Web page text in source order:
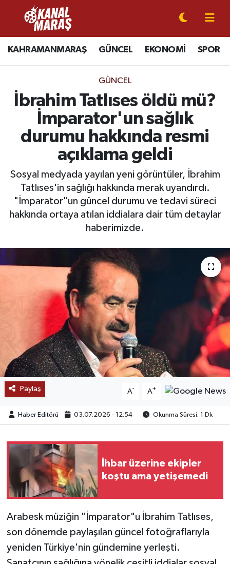
KAHRAMANMARAŞ GÜNCEL EKONOMİ SPOR
GÜNCEL
İbrahim Tatlıses öldü mü?
İmparator'un sağlık
durumu hakkında resmi
açıklama geldi
Sosyal medyada yayılan yeni görüntüler, İbrahim
Tatlıses'in sağlığı hakkında merak uyandırdı.
"İmparator"un güncel durumu ve tedavi süreci
hakkında ortaya atılan iddialara dair tüm detaylar
haberimizde.
Paylaş A- A+
Haber Editörü 03.07.2026 - 12:54 Okunma Süresi: 1 Dk
İhbar üzerine ekipler
koştu ama yetişemedi
Arabesk müziğin "İmparator"u İbrahim Tatlıses,
son dönemde paylaşılan güncel fotoğraflarıyla
yeniden Türkiye'nin gündemine yerleşti.
CANLI YAYIN
KAHRAMANMARAŞ
GÜNCEL
SPOR
SİYASET
EKONOMİ
GÜNDEM
MAGAZİN
SAĞLIK
BÖLGE
KEŞFET
POPÜLER
DÜNYA
OTOMOTİV
TEKNOLOJİ
KÜLTÜR SANAT
Kahramanmaraş Nöbetçi Eczaneler
Kahramanmaraş Hava Durumu
Kahramanmaraş Namaz Vakitleri
Kahramanmaraş Trafik Yoğunluk Haritası
Süper Lig Puan Durumu ve Fikstür
Tüm Manşetler
Son Dakika Haberleri
Haber Arşivi